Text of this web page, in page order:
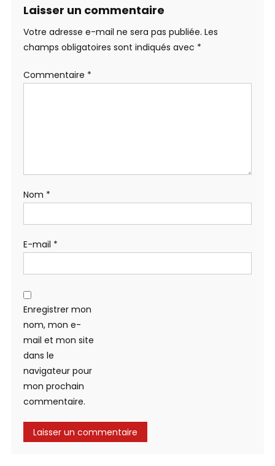
Laisser un commentaire
Votre adresse e-mail ne sera pas publiée. Les
champs obligatoires sont indiqués avec *
Commentaire *
Nom *
E-mail *
Enregistrer mon
nom, mon e-
mail et mon site
dans le
navigateur pour
mon prochain
commentaire.